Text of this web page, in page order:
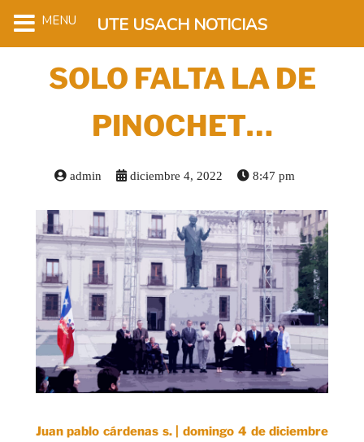
SOLO FALTA LA DE
PINOCHET…
admin diciembre 4, 2022 8:47 pm
Juan pablo cárdenas s. | domingo 4 de diciembre
MENU UTE USACH NOTICIAS